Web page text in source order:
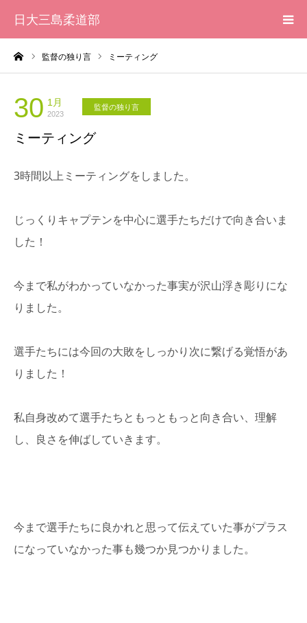
日大三島柔道部
監督の独り言 ミーティング
30 1月
2023
監督の独り言
ミーティング
3時間以上ミーティングをしました。
じっくりキャプテンを中心に選手たちだけで向き合いま
した！
今まで私がわかっていなかった事実が沢山浮き彫りにな
りました。
選手たちには今回の大敗をしっかり次に繋げる覚悟があ
りました！
私自身改めて選手たちともっともっと向き合い、理解
し、良さを伸ばしていきます。
今まで選手たちに良かれと思って伝えていた事がプラス
になっていなかった事も幾つか見つかりました。
HOME
柔道部 紹介
ブログ
大会記録
写真集